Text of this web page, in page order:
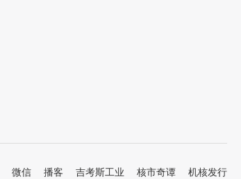
微信 播客 吉考斯工业 核市奇谭
机核发行